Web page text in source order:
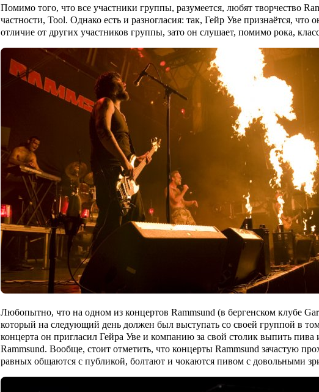
Помимо того, что все участники группы, разумеется, любят творчество
частности, Tool. Однако есть и разногласия: так, Гейр Уве признаётся,
отличие от других участников группы, зато он слушает, помимо рока,
Любопытно, что на одном из концертов Rammsund (в бергенском клубе
который на следующий день должен был выступать со своей группой в
концерта он пригласил Гейра Уве и компанию за свой столик выпить
Rammsund. Вообще, стоит отметить, что концерты Rammsund зачастую
равных общаются с публикой, болтают и чокаются пивом с довольными